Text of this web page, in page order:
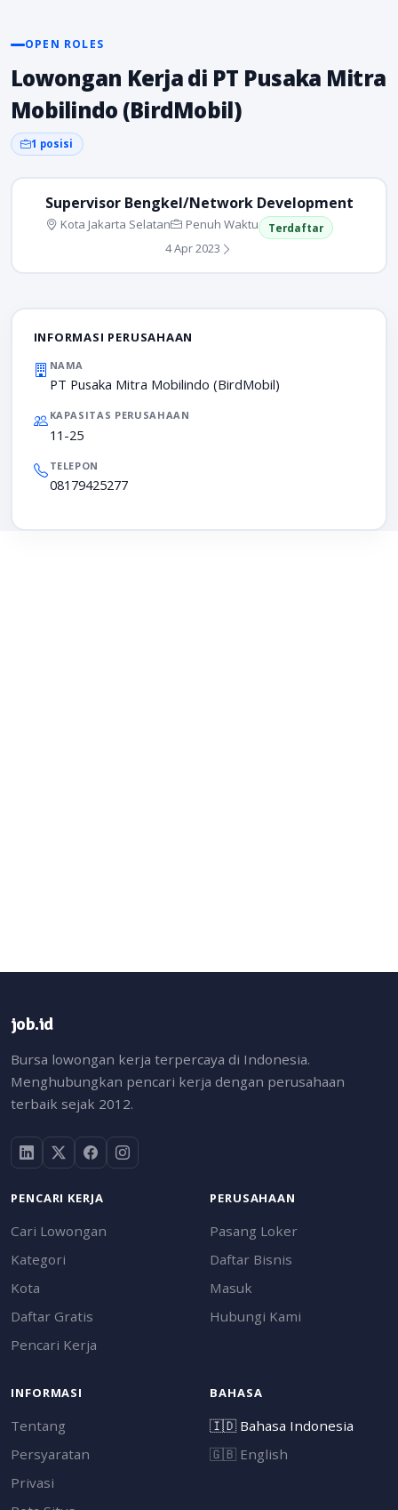
OPEN ROLES
Lowongan Kerja di PT Pusaka Mitra
Mobilindo (BirdMobil)
1 posisi
Supervisor Bengkel/Network Development
Kota Jakarta Selatan Penuh Waktu Terdaftar
4 Apr 2023
INFORMASI PERUSAHAAN
NAMA
PT Pusaka Mitra Mobilindo (BirdMobil)
KAPASITAS PERUSAHAAN
11-25
TELEPON
08179425277
job.id
Bursa lowongan kerja terpercaya di Indonesia.
Menghubungkan pencari kerja dengan perusahaan
terbaik sejak 2012.
PENCARI KERJA
Cari Lowongan
Kategori
Kota
Daftar Gratis
Pencari Kerja
PERUSAHAAN
Pasang Loker
Daftar Bisnis
Masuk
Hubungi Kami
INFORMASI
Tentang
Persyaratan
Privasi
BAHASA
🇮🇩Bahasa Indonesia
🇬🇧 English